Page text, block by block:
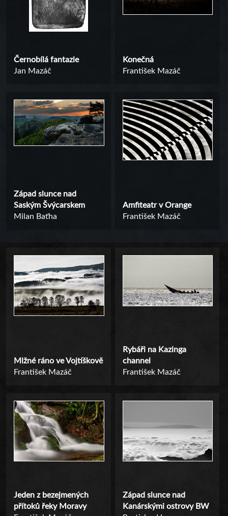
Černobílá fantazie
Jan Mazáč
Konečná
František Mazáč
Západ slunce nad
Saským Švýcarskem
Milan Baťha
Amfiteatr v Orange
František Mazáč
Mlžné ráno ve Vojtíškově
František Mazáč
Rybáři na Kazinga
channel
František Mazáč
Jeden z bezejmených
přítoků řeky Moravy
Západ slunce nad
Kanárskými ostrovy BW